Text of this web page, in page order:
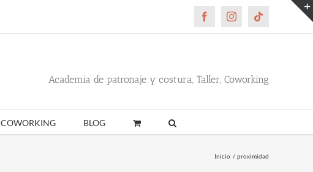
FacebookInstagramTiktok
Academia de patronaje y costura, Taller, Coworking
COWORKING BLOG
Inicio proximidad